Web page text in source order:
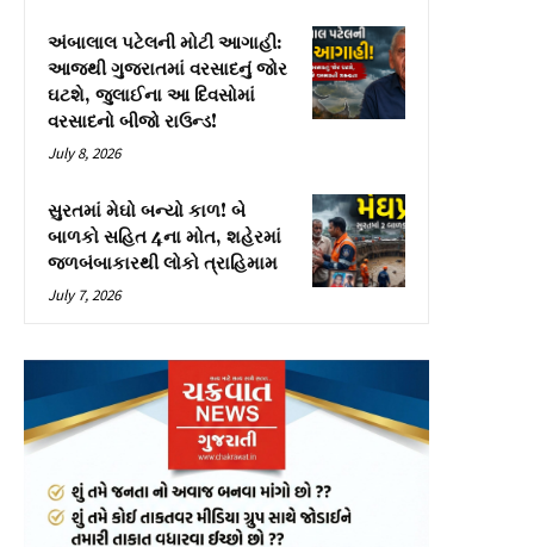
અંબાલાલ પટેલની મોટી આગાહી:
આજથી ગુજરાતમાં વરસાદનું જોર
ઘટશે, જુલાઈના આ દિવસોમાં
વરસાદનો બીજો રાઉન્ડ!
July 8, 2026
સુરતમાં મેઘો બન્યો કાળ! બે
બાળકો સહિત 4ના મોત, શહેરમાં
જળબંબાકારથી લોકો ત્રાહિમામ
July 7, 2026